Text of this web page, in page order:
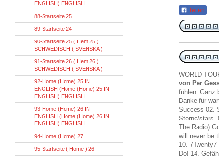
Teilen
WORLD
von Per
fühlen. Ganz
Danke für
Success 02.
Sterne/stars
The Radio)
will never be
10.
Do! 14.
ENGLISH) ENGLISH
88-Startseite 25
89-Startseite 24
90-Startseite 25 ( Hem 25 )
SCHWEDISCH ( SVENSKA )
91-Startseite 26 ( Hem 26 )
SCHWEDISCH ( SVENSKA )
92-Home (Home) 25 IN
ENGLISH (Home (Home) 25 IN
ENGLISH) ENGLISH
93-Home (Home) 26 IN
ENGLISH (Home (Home) 26 IN
ENGLISH) ENGLISH
94-Home (Home) 27
95-Startseite ( Home ) 26